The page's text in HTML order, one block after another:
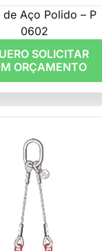
de Aço Polido – P
0602
SOLICITAR
ORÇAMENTO